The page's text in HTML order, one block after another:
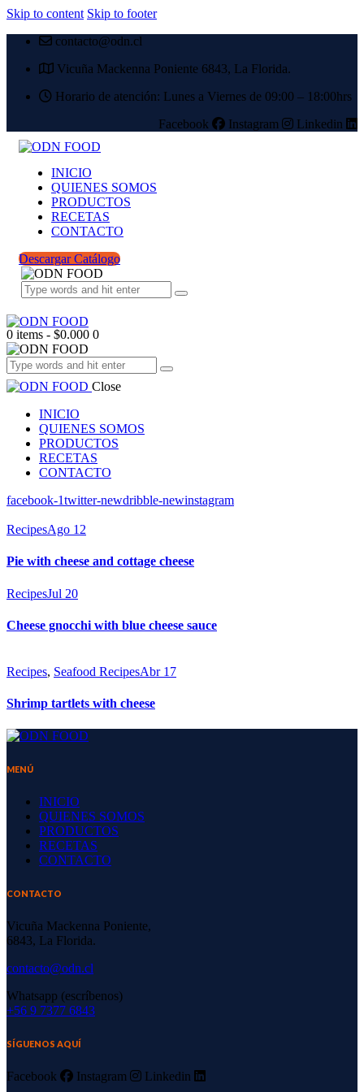
Skip to content Skip to footer
contacto@odn.cl
Vicuña Mackenna Poniente 6843, La Florida.
Horario de atención: Lunes a Viernes de 09:00 – 18:00hrs
Facebook
Instagram Linkedin
INICIO
QUIENES SOMOS
PRODUCTOS
RECETAS
CONTACTO
Descargar Catálogo
0 items - $0.000 0
Close
INICIO
QUIENES SOMOS
PRODUCTOS
RECETAS
CONTACTO
facebook-1twitter-newdribble-newinstagram
RecipesAgo 12
Pie with cheese and cottage cheese
RecipesJul 20
Cheese gnocchi with blue cheese sauce
Recipes, Seafood RecipesAbr 17
Shrimp tartlets with cheese
MENÚ
INICIO
QUIENES SOMOS
PRODUCTOS
RECETAS
CONTACTO
CONTACTO
Vicuña Mackenna Poniente,
6843, La Florida.
contacto@odn.cl
Whatsapp (escríbenos)
‪+56 9 7377 6843‬
SÍGUENOS AQUÍ
Facebook Instagram Linkedin